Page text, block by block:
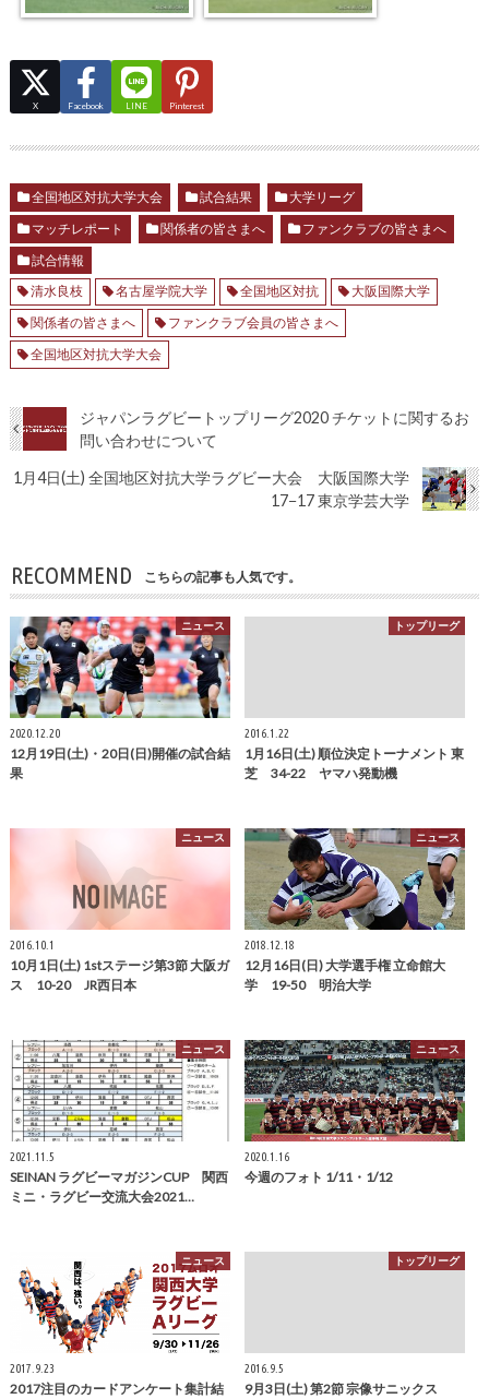
X Facebook LINE Pinterest
全国地区対抗大学大会 試合結果
大学リーグ
マッチレポート
関係者の皆さまへ
ファンクラブの皆さまへ
試合情報
清水良枝
名古屋学院大学 全国地区対抗
大阪国際大学
関係者の皆さまへ
ファンクラブ会員の皆さまへ
全国地区対抗大学大会
ジャパンラグビートップリーグ2020 チケットに関するお
問い合わせについて
1月4日(土) 全国地区対抗大学ラグビー大会 大阪国際大学
17−17 東京学芸大学
RECOMMEND こちらの記事も人気です。
ニュース
2020.12.20
12月19日(土)・20日(日)開催の試合結
果
トップリーグ
2016.1.22
1月16日(土) 順位決定トーナメント 東
芝 34-22 ヤマハ発動機
ニュース
2016.10.1
10月1日(土) 1stステージ第3節 大阪ガ
ス 10-20 JR西日本
ニュース
2018.12.18
12月16日(日) 大学選手権 立命館大
学 19-50 明治大学
ニュース
2021.11.5
SEINAN ラグビーマガジンCUP 関西
ミニ・ラグビー交流大会2021…
ニュース
2020.1.16
今週のフォト 1/11・1/12
ニュース
2017.9.23
2017注目のカードアンケート集計結
トップリーグ
2016.9.5
9月3日(土) 第2節 宗像サニックス